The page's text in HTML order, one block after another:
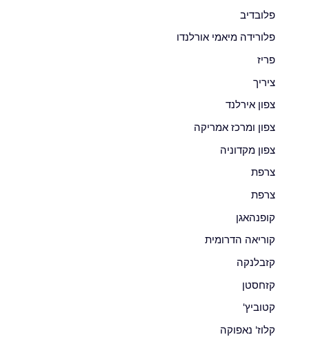
פלובדיב
פלורידה מיאמי אורלנדו
פריז
ציריך
צפון אירלנד
צפון ומרכז אמריקה
צפון מקדוניה
צרפת
צרפת
קופנהאגן
קוריאה הדרומית
קזבלנקה
קזחסטן
קטוביץ'
קלוז' נאפוקה